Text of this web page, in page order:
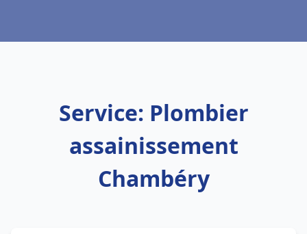
Service: Plombier
assainissement
Chambéry